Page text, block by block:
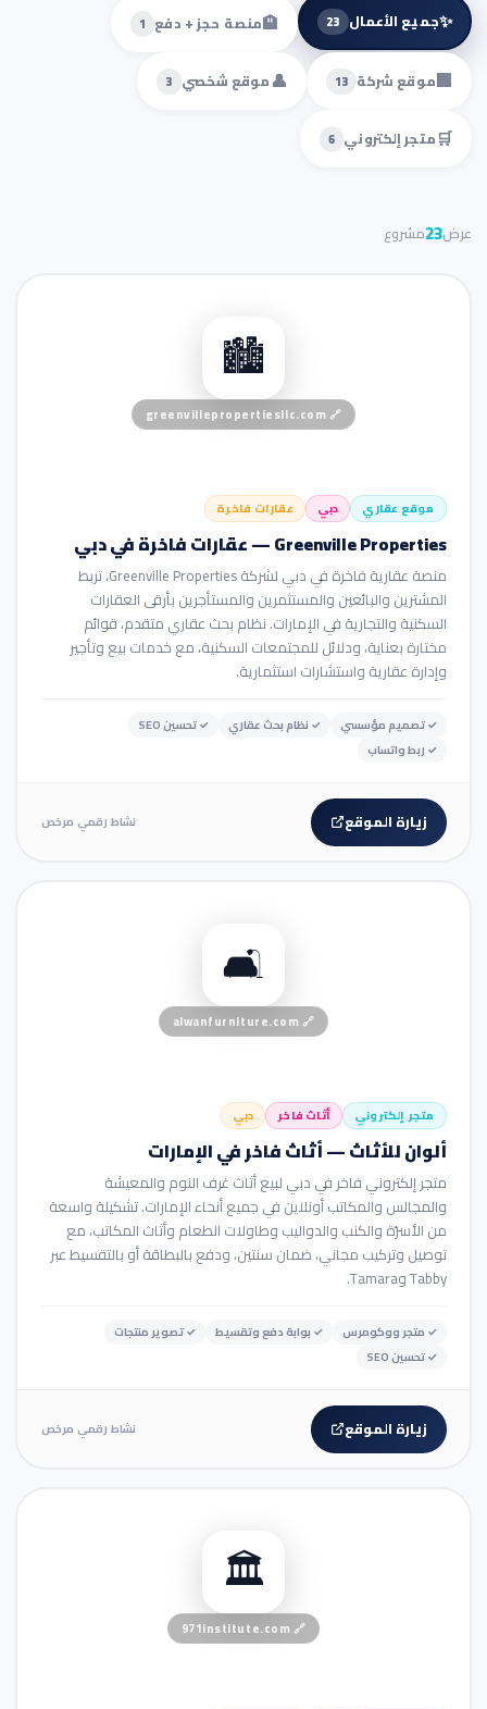
✨جميع الأعمال 23
🏨منصة حجز + دفع 1
🏢موقع شركة 13
👤موقع شخصي 3
🛒متجر إلكتروني 6
عرض23مشروع
🏙️
🔗
موقع عقاري دبي عقارات فاخرة
Greenville Properties — عقارات فاخرة في دبي
منصة عقارية فاخرة في دبي لشركة Greenville Properties، تربط
المشترين والبائعين والمستثمرين والمستأجرين بأرقى العقارات
السكنية والتجارية في الإمارات. نظام بحث عقاري متقدم، قوائم
مختارة بعناية، ودلائل للمجتمعات السكنية، مع خدمات بيع وتأجير
وإدارة عقارية واستشارات استثمارية.
✓تصميم مؤسسي ✓ نظام بحث عقاري ✓تحسين SEO
✓ ربط واتساب
زيارة الموقع نشاط رقمي مرخص
🛋️
🔗
متجر إلكتروني أثاث فاخر دبي
ألوان للأثاث — أثاث فاخر في الإمارات
متجر إلكتروني فاخر في دبي لبيع أثاث غرف النوم والمعيشة
والمجالس والمكاتب أونلاين في جميع أنحاء الإمارات. تشكيلة واسعة
من الأسرّة والكنب والدواليب وطاولات الطعام وأثاث المكاتب، مع
توصيل وتركيب مجاني، ضمان سنتين، ودفع بالبطاقة أو بالتقسيط عبر
Tabby وTamara.
✓ متجر ووكومرس ✓ بوابة دفع وتقسيط ✓تصوير منتجات
✓تحسين SEO
زيارة الموقع نشاط رقمي مرخص
🏛️
🔗